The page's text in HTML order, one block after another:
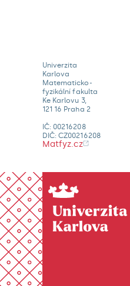
Univerzita
Karlova
Matematicko-
fyzikální fakulta
Ke Karlovu 3,
121 16 Praha 2
IČ: 00216208
DIČ: CZ00216208
Matfyz.cz